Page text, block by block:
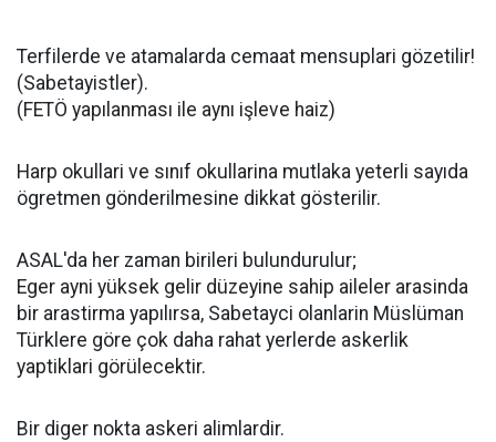
Terfilerde ve atamalarda cemaat mensuplari gözetilir!
(Sabetayistler).
(FETÖ yapılanması ile aynı işleve haiz)
Harp okullari ve sınıf okullarina mutlaka yeterli sayıda
ögretmen gönderilmesine dikkat gösterilir.
ASAL'da her zaman birileri bulundurulur;
Eger ayni yüksek gelir düzeyine sahip aileler arasinda
bir arastirma yapılırsa, Sabetayci olanlarin Müslüman
Türklere göre çok daha rahat yerlerde askerlik
yaptiklari görülecektir.
Bir diger nokta askeri alimlardir.